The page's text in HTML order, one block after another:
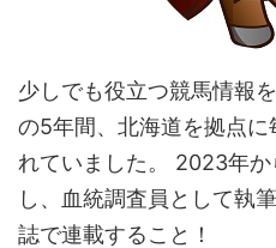
少しでも役立つ競馬情報
の5年間、北海道を拠点
れていました。 2023年
し、血統調査員として執
誌で連載すること！